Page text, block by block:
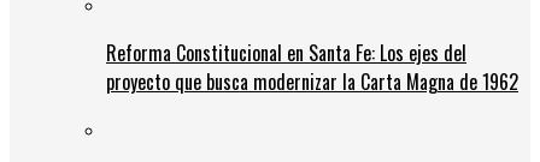
Reforma Constitucional en Santa Fe: Los ejes del
proyecto que busca modernizar la Carta Magna de 1962